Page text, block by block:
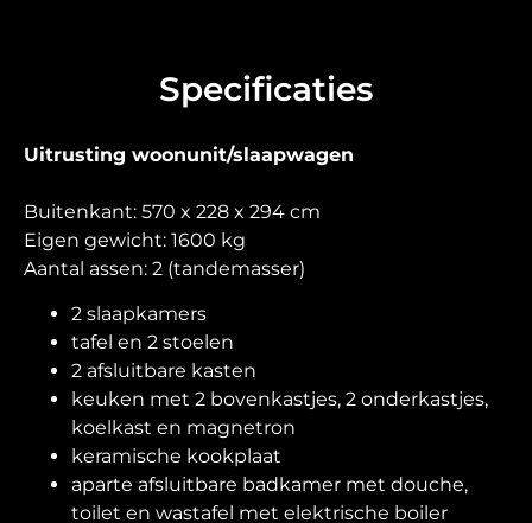
Specificaties
Uitrusting woonunit/slaapwagen
Buitenkant: 570 x 228 x 294 cm
Eigen gewicht: 1600 kg
Aantal assen: 2 (tandemasser)
2 slaapkamers
tafel en 2 stoelen
2 afsluitbare kasten
keuken met 2 bovenkastjes, 2 onderkastjes,
koelkast en magnetron
keramische kookplaat
aparte afsluitbare badkamer met douche,
toilet en wastafel met elektrische boiler